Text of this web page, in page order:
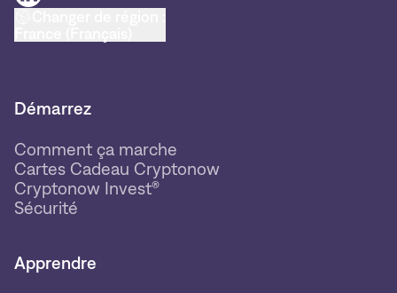
Démarrez
Comment ça marche
Cartes Cadeau Cryptonow
Cryptonow Invest®
Sécurité
Apprendre